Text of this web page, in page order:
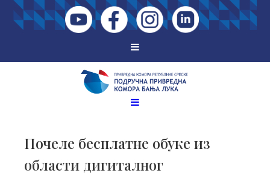
Почеле бесплатне обуке из
области дигиталног